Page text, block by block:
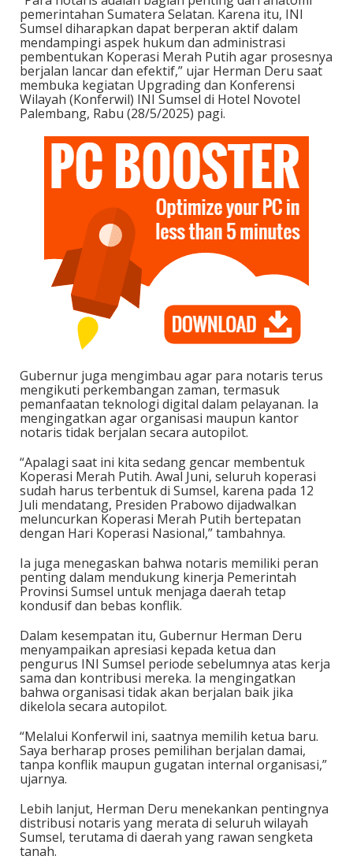
pemerintahan Sumatera Selatan. Karena itu, INI
Sumsel diharapkan dapat berperan aktif dalam
mendampingi aspek hukum dan administrasi
pembentukan Koperasi Merah Putih agar prosesnya
berjalan lancar dan efektif,” ujar Herman Deru saat
membuka kegiatan Upgrading dan Konferensi
Wilayah (Konferwil) INI Sumsel di Hotel Novotel
Palembang, Rabu (28/5/2025) pagi.
Gubernur juga mengimbau agar para notaris terus
mengikuti perkembangan zaman, termasuk
pemanfaatan teknologi digital dalam pelayanan. Ia
mengingatkan agar organisasi maupun kantor
notaris tidak berjalan secara autopilot.
“Apalagi saat ini kita sedang gencar membentuk
Koperasi Merah Putih. Awal Juni, seluruh koperasi
sudah harus terbentuk di Sumsel, karena pada 12
Juli mendatang, Presiden Prabowo dijadwalkan
meluncurkan Koperasi Merah Putih bertepatan
dengan Hari Koperasi Nasional,” tambahnya.
Ia juga menegaskan bahwa notaris memiliki peran
penting dalam mendukung kinerja Pemerintah
Provinsi Sumsel untuk menjaga daerah tetap
kondusif dan bebas konflik.
Dalam kesempatan itu, Gubernur Herman Deru
menyampaikan apresiasi kepada ketua dan
pengurus INI Sumsel periode sebelumnya atas kerja
sama dan kontribusi mereka. Ia mengingatkan
bahwa organisasi tidak akan berjalan baik jika
dikelola secara autopilot.
“Melalui Konferwil ini, saatnya memilih ketua baru.
Saya berharap proses pemilihan berjalan damai,
tanpa konflik maupun gugatan internal organisasi,”
ujarnya.
Lebih lanjut, Herman Deru menekankan pentingnya
distribusi notaris yang merata di seluruh wilayah
Sumsel, terutama di daerah yang rawan sengketa
tanah.